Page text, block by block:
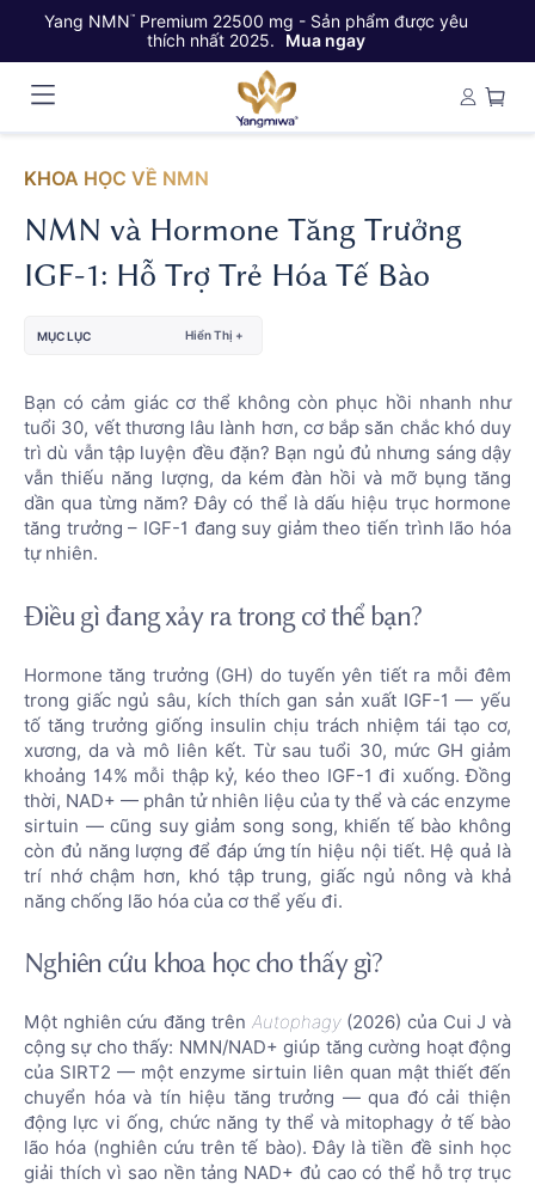
Yang NMN™Premium 22500 mg - Sản phẩm được yêu
thích nhất 2025.
Mua ngay
KHOA HỌC VỀ NMN
NMN và Hormone Tăng Trưởng
IGF-1: Hỗ Trợ Trẻ Hóa Tế Bào
MỤC LỤC Hiển Thị +
Bạn có cảm giác cơ thể không còn phục hồi nhanh như
tuổi 30, vết thương lâu lành hơn, cơ bắp săn chắc khó duy
trì dù vẫn tập luyện đều đặn? Bạn ngủ đủ nhưng sáng dậy
vẫn thiếu năng lượng, da kém đàn hồi và mỡ bụng tăng
dần qua từng năm? Đây có thể là dấu hiệu trục hormone
tăng trưởng – IGF-1 đang suy giảm theo tiến trình lão hóa
tự nhiên.
Điều gì đang xảy ra trong cơ thể bạn?
Hormone tăng trưởng (GH) do tuyến yên tiết ra mỗi đêm
trong giấc ngủ sâu, kích thích gan sản xuất IGF-1 — yếu
tố tăng trưởng giống insulin chịu trách nhiệm tái tạo cơ,
xương, da và mô liên kết. Từ sau tuổi 30, mức GH giảm
khoảng 14% mỗi thập kỷ, kéo theo IGF-1 đi xuống. Đồng
thời, NAD+ — phân tử nhiên liệu của ty thể và các enzyme
sirtuin — cũng suy giảm song song, khiến tế bào không
còn đủ năng lượng để đáp ứng tín hiệu nội tiết. Hệ quả là
trí nhớ chậm hơn, khó tập trung, giấc ngủ nông và khả
năng chống lão hóa của cơ thể yếu đi.
Nghiên cứu khoa học cho thấy gì?
Một nghiên cứu đăng trên Autophagy(2026) của Cui J và
cộng sự cho thấy: NMN/NAD+ giúp tăng cường hoạt động
của SIRT2 — một enzyme sirtuin liên quan mật thiết đến
chuyển hóa và tín hiệu tăng trưởng — qua đó cải thiện
động lực vi ống, chức năng ty thể và mitophagy ở tế bào
lão hóa (nghiên cứu trên tế bào). Đây là tiền đề sinh học
giải thích vì sao nền tảng NAD+ đủ cao có thể hỗ trợ trục